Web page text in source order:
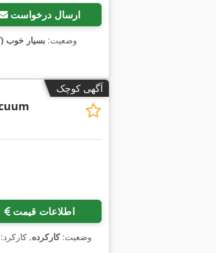
ارسال درخواست
وضعیت: بسیار خوب
آگهی کوچک
اطلاعات قیمت
وضعیت:کارکرده, کارکرد: